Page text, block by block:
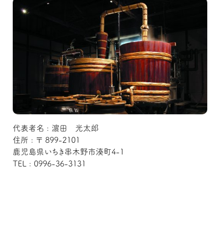
代表者名 : 濵田 光太郎
住所 : 〒 899-2101
鹿児島県いちき串木野市湊町4-1
TEL : 0996-36-3131